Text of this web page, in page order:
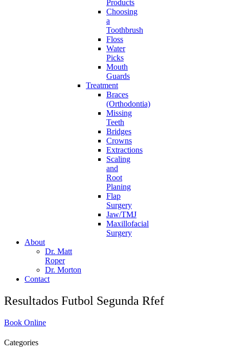
Products
Choosing
a
Toothbrush
Floss
Water
Picks
Mouth
Guards
Treatment
Braces
(Orthodontia)
Missing
Teeth
Bridges
Crowns
Extractions
Scaling
and
Root
Planing
Flap
Surgery
Jaw/TMJ
Maxillofacial
Surgery
About
Dr. Matt
Roper
Dr. Morton
Contact
Resultados Futbol Segunda Rfef
Book Online
Categories